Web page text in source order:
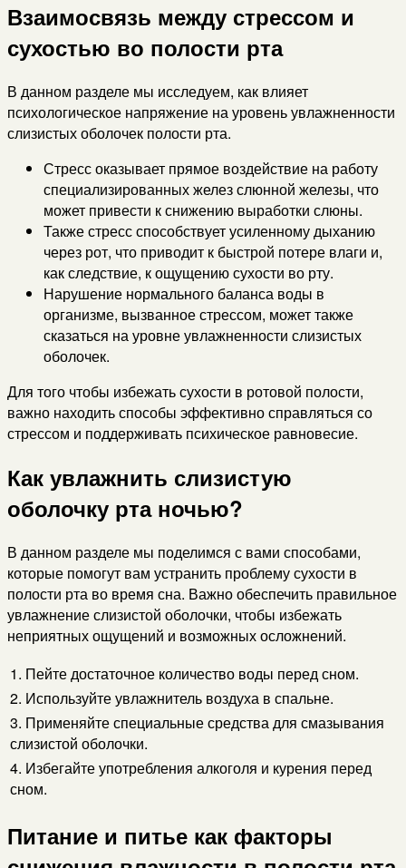
Взаимосвязь между стрессом и
сухостью во полости рта
В данном разделе мы исследуем, как влияет
психологическое напряжение на уровень увлажненности
слизистых оболочек полости рта.
Стресс оказывает прямое воздействие на работу
специализированных желез слюнной железы, что
может привести к снижению выработки слюны.
Также стресс способствует усиленному дыханию
через рот, что приводит к быстрой потере влаги и,
как следствие, к ощущению сухости во рту.
Нарушение нормального баланса воды в
организме, вызванное стрессом, может также
сказаться на уровне увлажненности слизистых
оболочек.
Для того чтобы избежать сухости в ротовой полости,
важно находить способы эффективно справляться со
стрессом и поддерживать психическое равновесие.
Как увлажнить слизистую
оболочку рта ночью?
В данном разделе мы поделимся с вами способами,
которые помогут вам устранить проблему сухости в
полости рта во время сна. Важно обеспечить правильное
увлажнение слизистой оболочки, чтобы избежать
неприятных ощущений и возможных осложнений.
1. Пейте достаточное количество воды перед сном.
2. Используйте увлажнитель воздуха в спальне.
3. Применяйте специальные средства для смазывания
слизистой оболочки.
4. Избегайте употребления алкоголя и курения перед
сном.
Питание и питье как факторы